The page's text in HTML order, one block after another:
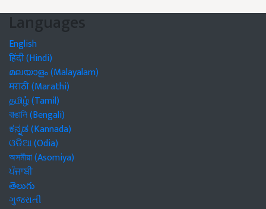
Languages
English
हिंदी (Hindi)
മലയാളം (Malayalam)
मराठी (Marathi)
தமிழ் (Tamil)
বাঙালি (Bengali)
ಕನ್ನಡ (Kannada)
ଓଡିଆ (Odia)
অসমীয়া (Asomiya)
ਪੰਜਾਬੀ
తెలుగు
ગુજરાતી